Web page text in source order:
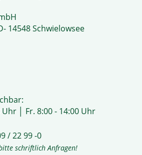
14548 Schwielowsee
│ Fr. 8:00 - 14:00 Uhr
/ 22 99 -0
schriftlich Anfragen!